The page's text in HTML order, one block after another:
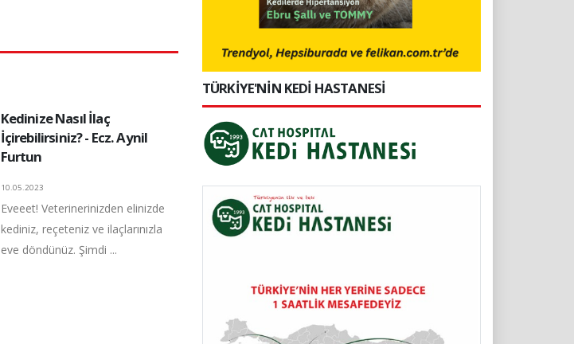
Kedinize Nasıl İlaç
İçirebilirsiniz? - Ecz. Aynil
Furtun
10.05.2023
Eveeet! Veterinerinizden elinizde
kediniz, reçeteniz ve ilaçlarınızla
eve döndünüz. Şimdi ...
TÜRKİYE'NİN KEDİ HASTANESİ